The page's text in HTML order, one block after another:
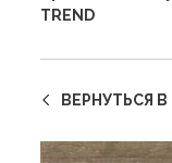
TREND
ВЕРНУТЬСЯ В